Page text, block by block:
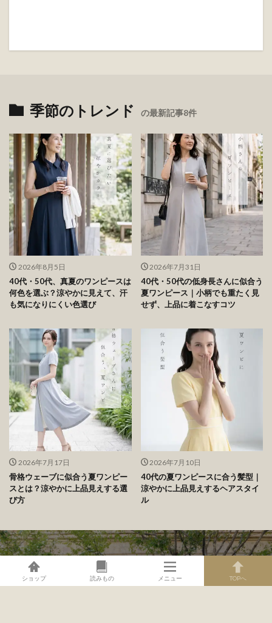
季節のトレンド の最新記事8件
2026年8月5日
40代・50代、真夏のワンピースは
何色を選ぶ？涼やかに見えて、汗
も気になりにくい色選び
2026年7月31日
40代・50代の低身長さんに似合う
夏ワンピース｜小柄でも重たく見
せず、上品に着こなすコツ
2026年7月17日
骨格ウェーブに似合う夏ワンピー
スとは？涼やかに上品見えする選
び方
2026年7月10日
40代の夏ワンピースに合う髪型｜
涼やかに上品見えするヘアスタイ
ショップ 読みもの メニュー TOPへ